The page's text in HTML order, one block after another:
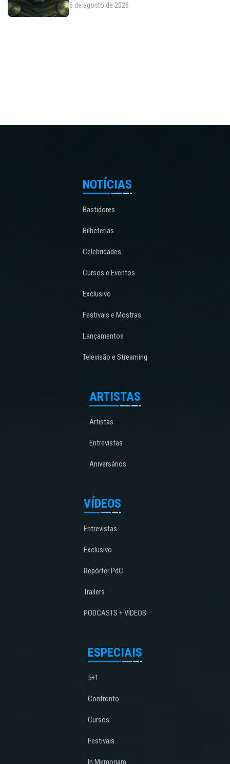
6 de agosto de 2026
NOTÍCIAS
Bastidores
Bilheterias
Celebridades
Cursos e Eventos
Exclusivo
Festivais e Mostras
Lançamentos
Televisão e Streaming
ARTISTAS
Artistas
Entrevistas
Aniversários
VÍDEOS
Entrevistas
Exclusivo
Repórter PdC
Trailers
PODCASTS + VÍDEOS
ESPECIAIS
5+1
Confronto
Cursos
Festivais
In Memoriam